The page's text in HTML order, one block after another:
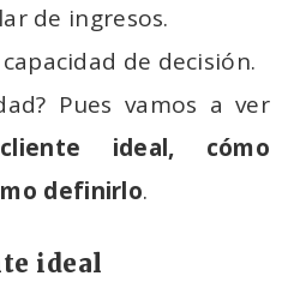
de ingresos.
de decisión.
Pues vamos a ver
ideal, cómo
definirlo.
ideal